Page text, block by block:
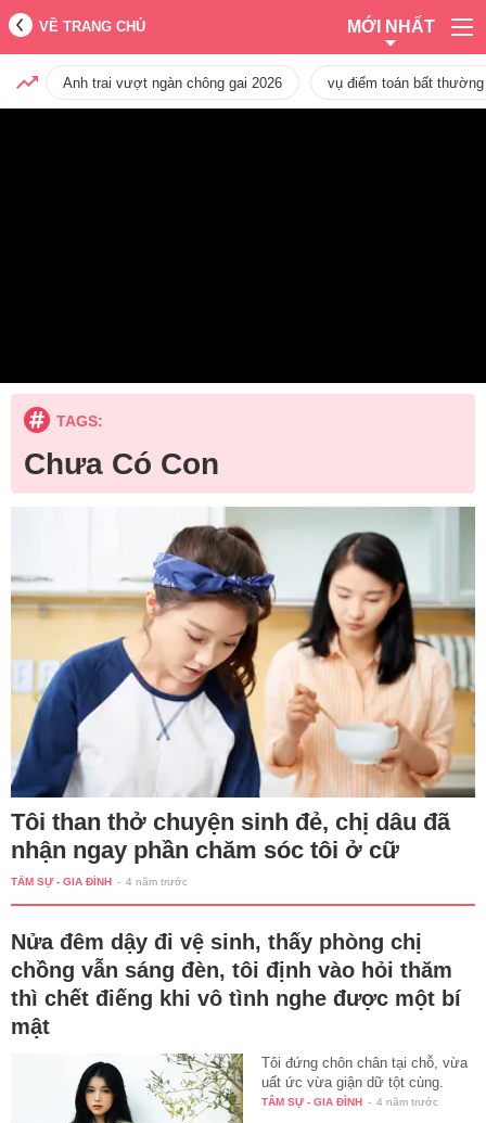
VỀ TRANG CHỦ MỚI NHẤT
Anh trai vượt ngàn chông gai 2026 vụ điểm toán bất
TAGS:
Chưa Có Con
Tôi than thở chuyện sinh đẻ, chị dâu đã
nhận ngay phần chăm sóc tôi ở cữ
TÂM SỰ - GIA ĐÌNH - 4 năm trước
Nửa đêm dậy đi vệ sinh, thấy phòng chị
chồng vẫn sáng đèn, tôi định vào hỏi thăm
thì chết điếng khi vô tình nghe được một bí
mật
Tôi đứng chôn chân tại chỗ, vừa
uất ức vừa giận dữ tột cùng.
TÂM SỰ - GIA ĐÌNH - 4 năm trước